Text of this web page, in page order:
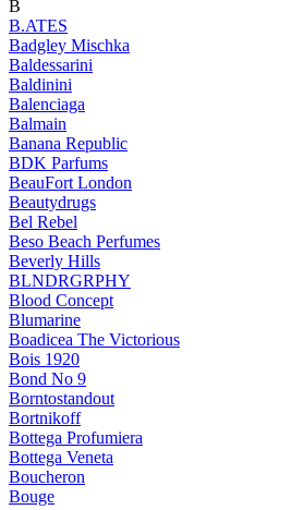
B
B.ATES
Badgley Mischka
Baldessarini
Baldinini
Balenciaga
Balmain
Banana Republic
BDK Parfums
BeauFort London
Beautydrugs
Bel Rebel
Beso Beach Perfumes
Beverly Hills
BLNDRGRPHY
Blood Concept
Blumarine
Boadicea The Victorious
Bois 1920
Bond No 9
Borntostandout
Bortnikoff
Bottega Profumiera
Bottega Veneta
Boucheron
Bouge